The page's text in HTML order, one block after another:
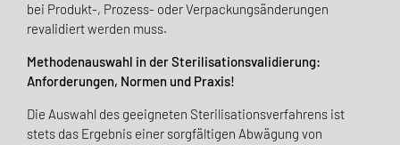
bei Produkt-, Prozess- oder Verpackungsänderungen
revalidiert werden muss.
Methodenauswahl in der Sterilisationsvalidierung:
Anforderungen, Normen und Praxis!
Die Auswahl des geeigneten Sterilisationsverfahrens ist
stets das Ergebnis einer sorgfältigen Abwägung von